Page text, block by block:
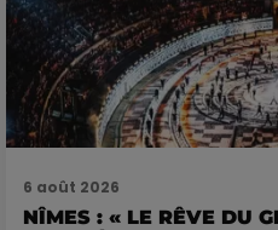
6 août 2026
NÎMES : « LE RÊVE DU